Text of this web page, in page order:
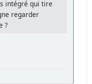
intégré qui tire
regarder
?